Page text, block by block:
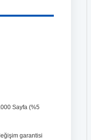
Sayfa (%5
garantisi